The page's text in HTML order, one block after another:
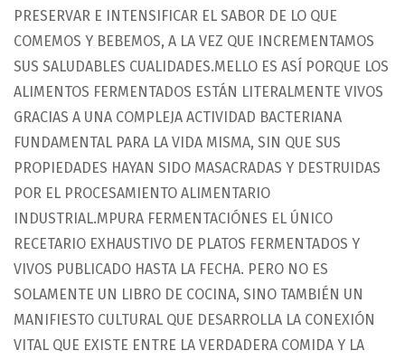
PRESERVAR E INTENSIFICAR EL SABOR DE LO QUE
COMEMOS Y BEBEMOS, A LA VEZ QUE INCREMENTAMOS
SUS SALUDABLES CUALIDADES.MELLO ES ASÍ PORQUE LOS
ALIMENTOS FERMENTADOS ESTÁN LITERALMENTE VIVOS
GRACIAS A UNA COMPLEJA ACTIVIDAD BACTERIANA
FUNDAMENTAL PARA LA VIDA MISMA, SIN QUE SUS
PROPIEDADES HAYAN SIDO MASACRADAS Y DESTRUIDAS
POR EL PROCESAMIENTO ALIMENTARIO
INDUSTRIAL.MPURA FERMENTACIÓNES EL ÚNICO
RECETARIO EXHAUSTIVO DE PLATOS FERMENTADOS Y
VIVOS PUBLICADO HASTA LA FECHA. PERO NO ES
SOLAMENTE UN LIBRO DE COCINA, SINO TAMBIÉN UN
MANIFIESTO CULTURAL QUE DESARROLLA LA CONEXIÓN
VITAL QUE EXISTE ENTRE LA VERDADERA COMIDA Y LA